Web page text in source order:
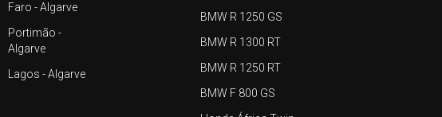
Faro - Algarve
Portimão -
Algarve
Lagos - Algarve
BMW R 1250 GS
BMW R 1300 RT
BMW R 1250 RT
BMW F 800 GS